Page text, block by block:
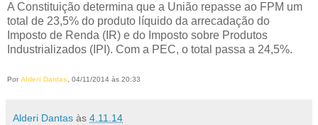
A Constituição determina que a União repasse ao FPM um
total de 23,5% do produto líquido da arrecadação do
Imposto de Renda (IR) e do Imposto sobre Produtos
Industrializados (IPI). Com a PEC, o total passa a 24,5%.
Por Alderi Dantas, 04/11/2014 às 20:33
Alderi Dantas às 4.11.14